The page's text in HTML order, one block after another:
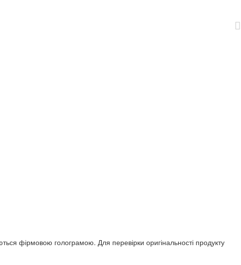
фірмовою голограмою. Для перевірки оригінальності продукту